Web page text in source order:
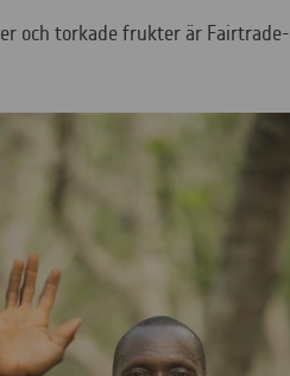
och torkade frukter är Fairtrade-